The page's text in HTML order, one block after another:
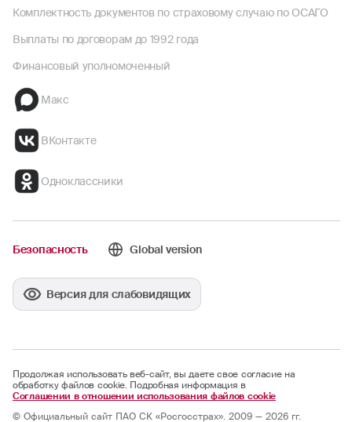
Комплектность документов по страховому случаю по ОСАГО
Выплаты по договорам до 1992 года
Финансовый уполномоченный
Макс
ВКонтакте
Одноклассники
Безопасность Global version
Версия для слабовидящих
Продолжая использовать веб-сайт, вы даете свое согласие на
обработку файлов cookie. Подробная информация в
Соглашении в отношении использования файлов cookie
© Официальный сайт ПАО СК «Росгосстрах». 2009 — 2026 гг.